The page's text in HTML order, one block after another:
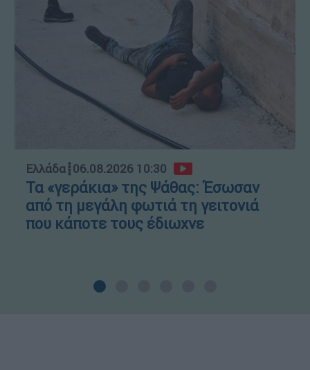
Ελλάδα┋06.08.2026 10:30
Τα «γεράκια» της Ψάθας: Έσωσαν
από τη μεγάλη φωτιά τη γειτονιά
που κάποτε τους έδιωχνε